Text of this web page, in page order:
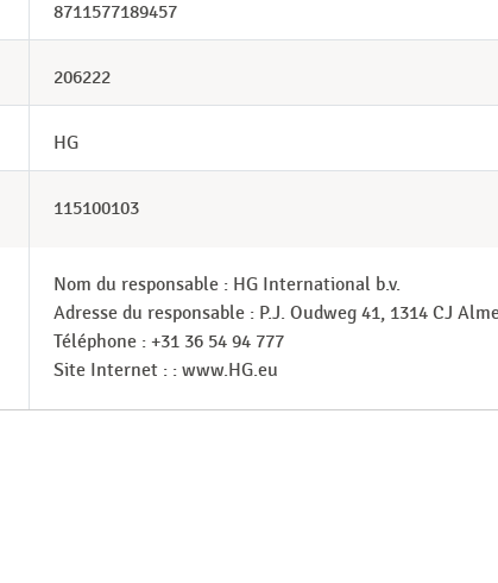
8711577189457
206222
HG
115100103
Nom du responsable : HG International b.v.
Adresse du responsable : P.J. Oudweg 41, 1314 CJ
Téléphone : +31 36 54 94 777
Site Internet : : www.HG.eu